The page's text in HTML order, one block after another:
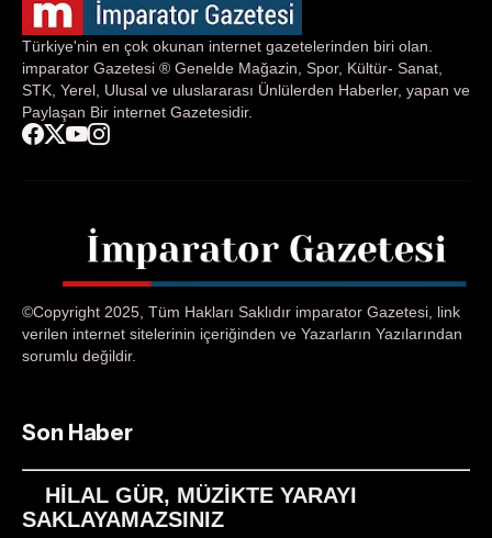
Türkiye'nin en çok okunan internet gazetelerinden biri olan.
imparator Gazetesi ® Genelde Mağazin, Spor, Kültür- Sanat,
STK, Yerel, Ulusal ve uluslararası Ünlülerden Haberler, yapan ve
Paylaşan Bir internet Gazetesidir.
©Copyright 2025, Tüm Hakları Saklıdır imparator Gazetesi, link
verilen internet sitelerinin içeriğinden ve Yazarların Yazılarından
sorumlu değildir.
Son Haber
HİLAL GÜR, MÜZİKTE YARAYI
SAKLAYAMAZSINIZ